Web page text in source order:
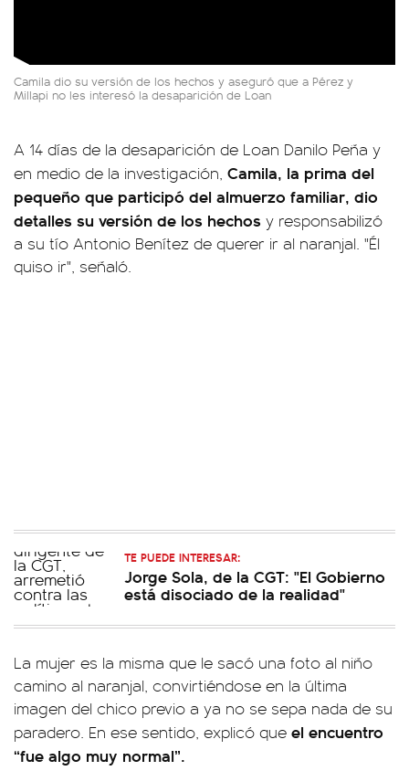
Camila dio su versión de los hechos y aseguró que a Pérez y
Millapi no les interesó la desaparición de Loan
A 14 días de la desaparición de Loan Danilo Peña y
en medio de la investigación, Camila, la prima del
pequeño que participó del almuerzo familiar, dio
detalles su versión de los hechos y responsabilizó
a su tío Antonio Benítez de querer ir al naranjal. "Él
quiso ir", señaló.
TE PUEDE INTERESAR:
Jorge Sola, de la CGT: "El Gobierno
está disociado de la realidad"
La mujer es la misma que le sacó una foto al niño
camino al naranjal, convirtiéndose en la última
imagen del chico previo a ya no se sepa nada de su
paradero. En ese sentido, explicó que el encuentro
“fue algo muy normal”.